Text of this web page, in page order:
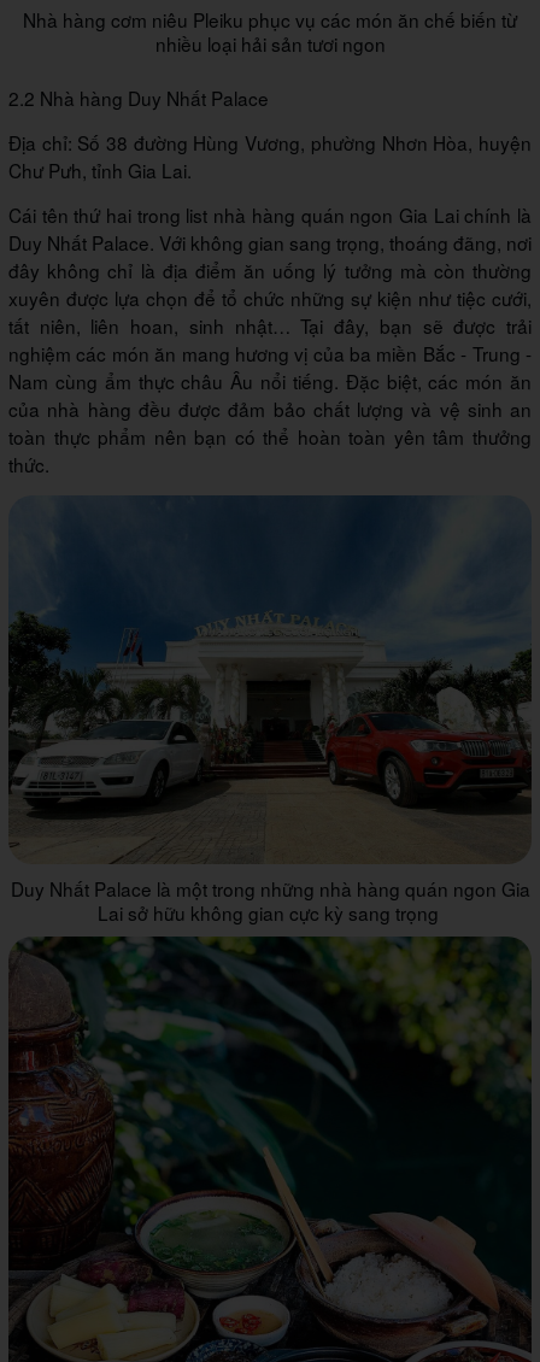
Nhà hàng cơm niêu Pleiku phục vụ các món ăn chế biến từ
nhiều loại hải sản tươi ngon
2.2 Nhà hàng Duy Nhất Palace
Địa chỉ: Số 38 đường Hùng Vương, phường Nhơn Hòa, huyện
Chư Pưh, tỉnh Gia Lai.
Cái tên thứ hai trong list nhà hàng quán ngon Gia Lai chính là
Duy Nhất Palace. Với không gian sang trọng, thoáng đãng, nơi
đây không chỉ là địa điểm ăn uống lý tưởng mà còn thường
xuyên được lựa chọn để tổ chức những sự kiện như tiệc cưới,
tất niên, liên hoan, sinh nhật… Tại đây, bạn sẽ được trải
nghiệm các món ăn mang hương vị của ba miền Bắc - Trung -
Nam cùng ẩm thực châu Âu nổi tiếng. Đặc biệt, các món ăn
của nhà hàng đều được đảm bảo chất lượng và vệ sinh an
toàn thực phẩm nên bạn có thể hoàn toàn yên tâm thưởng
thức.
Duy Nhất Palace là một trong những nhà hàng quán ngon Gia
Lai sở hữu không gian cực kỳ sang trọng